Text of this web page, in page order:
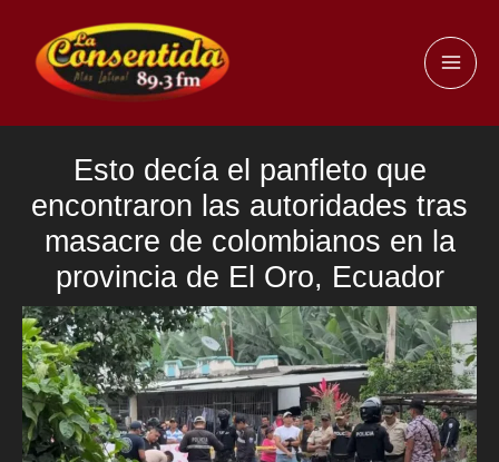
contenido
Esto decía el panfleto que
encontraron las autoridades tras
masacre de colombianos en la
provincia de El Oro, Ecuador